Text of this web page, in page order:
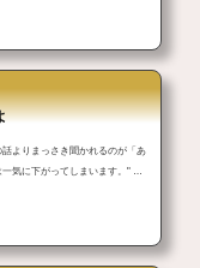
くスーパーのサービスカウンター
よりまっさき聞かれるのが「あ
気に下がってしまいます。" 年
さんねえ、80にもなるのに最近